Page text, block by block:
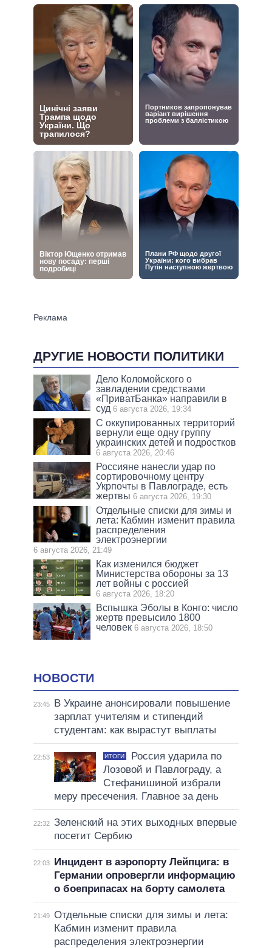
ДРУГИЕ НОВОСТИ ПОЛИТИКИ
Дело Коломойского о
завладении средствами
«ПриватБанка» направили в
суд 6 августа 2026, 19:34
С оккупированных территорий
вернули еще одну группу
украинских детей и подростков
6 августа 2026, 20:46
Россияне нанесли удар по
сортировочному центру
Укрпочты в Павлограде, есть
жертвы 6 августа 2026, 19:30
Отдельные списки для зимы и
лета: Кабмин изменит правила
распределения
электроэнергии
6 августа 2026, 21:49
Как изменился бюджет
Министерства обороны за 13
лет войны с россией
6 августа 2026, 18:20
Вспышка Эболы в Конго: число
жертв превысило 1800
человек 6 августа 2026, 18:50
НОВОСТИ
23:45
В Украине анонсировали повышение
зарплат учителям и стипендий
студентам: как вырастут выплаты
22:53 ИТОГИ
Россия ударила по
Лозовой и Павлограду, а
Стефанишиной избрали
меру пресечения. Главное за день
22:32 Зеленский на этих выходных впервые
посетит Сербию
22:03
Инцидент в аэропорту Лейпцига: в
Германии опровергли информацию
о боеприпасах на борту самолета
21:49 Отдельные списки для зимы и лета:
Кабмин изменит правила
распределения электроэнергии